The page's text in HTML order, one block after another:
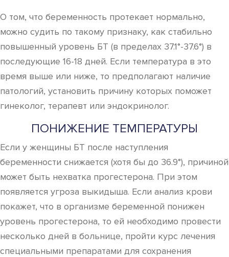
О том, что беременность протекает нормально,
можно судить по такому признаку, как стабильно
повышенный уровень БТ (в пределах 37.1°-37.6°) в
последующие 16-18 дней. Если температура в это
время выше или ниже, то предполагают наличие
патологий, установить причину которых поможет
гинеколог, терапевт или эндокринолог.
ПОНИЖЕНИЕ ТЕМПЕРАТУРЫ
Если у женщины БТ после наступления
беременности снижается (хотя бы до 36.9°), причиной
может быть нехватка прогестерона. При этом
появляется угроза выкидыша. Если анализ крови
покажет, что в организме беременной понижен
уровень прогестерона, то ей необходимо провести
несколько дней в больнице, пройти курс лечения
специальными препаратами для сохранения